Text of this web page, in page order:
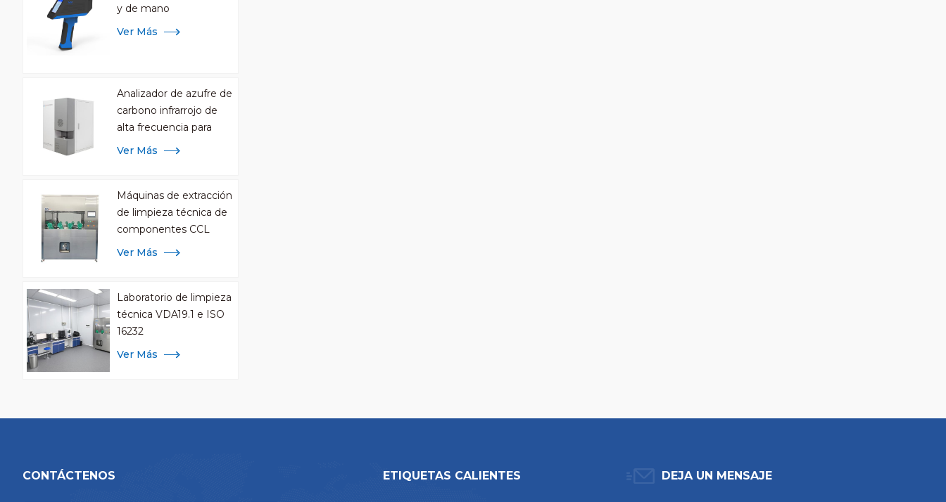
y de mano
Ver Más
Analizador de azufre de
carbono infrarrojo de
alta frecuencia para
análisis de metales
Ver Más
Máquinas de extracción
de limpieza técnica de
componentes CCL
Ver Más
Laboratorio de limpieza
técnica VDA19.1 e ISO
16232
Ver Más
CONTÁCTENOS ETIQUETAS CALIENTES DEJA UN MENSAJE